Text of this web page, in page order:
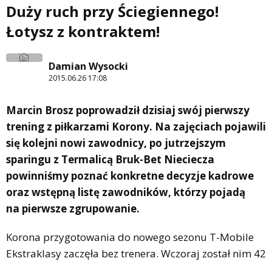
Duży ruch przy Ściegiennego!
Łotysz z kontraktem!
Damian Wysocki
2015.06.26 17:08
Marcin Brosz poprowadził dzisiaj swój pierwszy
trening z piłkarzami Korony. Na zajęciach pojawili
się kolejni nowi zawodnicy, po jutrzejszym
sparingu z Termalicą Bruk-Bet Nieciecza
powinniśmy poznać konkretne decyzje kadrowe
oraz wstępną listę zawodników, którzy pojadą
na pierwsze zgrupowanie.
Korona przygotowania do nowego sezonu T-Mobile
Ekstraklasy zaczęła bez trenera. Wczoraj został nim 42